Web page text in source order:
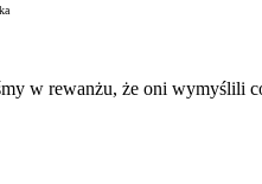
w rewanżu, że oni wymyślili